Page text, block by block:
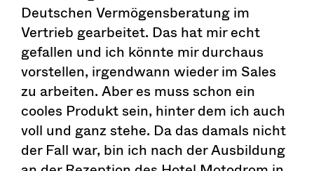
Deutschen Vermögensberatung im
Vertrieb gearbeitet. Das hat mir echt
gefallen und ich könnte mir durchaus
vorstellen, irgendwann wieder im Sales
zu arbeiten. Aber es muss schon ein
cooles Produkt sein, hinter dem ich auch
voll und ganz stehe. Da das damals nicht
der Fall war, bin ich nach der Ausbildung